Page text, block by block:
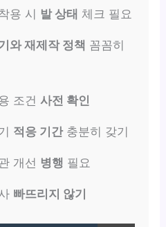
용 시 발 상태 체크 필요
와 재제작 정책 꼼꼼히
조건 사전 확인
적응 기간충분히 갖기
개선 병행 필요
빠뜨리지 않기